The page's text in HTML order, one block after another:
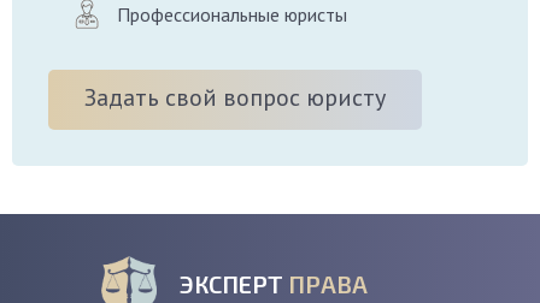
Профессиональные юристы
Задать свой вопрос юристу
ЭКСПЕРТ ПРАВА